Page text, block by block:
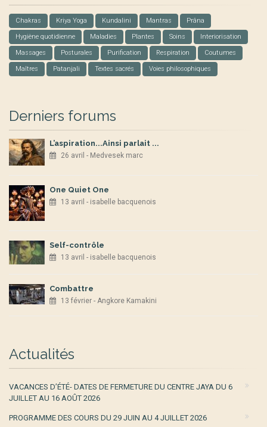
Chakras Kriya Yoga Kundalini Mantras Prâna
Hygiène quotidienne Maladies Plantes Soins Interiorisation
Massages Posturales Purification Respiration Coutumes
Maîtres Patanjali Textes sacrés Voies philosophiques
Derniers forums
L’aspiration...Ainsi parlait ...
26 avril - Medvesek marc
One Quiet One
13 avril - isabelle bacquenois
Self-contrôle
13 avril - isabelle bacquenois
Combattre
13 février - Angkore Kamakini
Actualités
VACANCES D’ÉTÉ- DATES DE FERMETURE DU CENTRE JAYA DU 6
JUILLET AU 16 AOÛT 2026
PROGRAMME DES COURS DU 29 JUIN AU 4 JUILLET 2026